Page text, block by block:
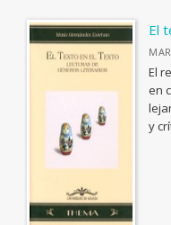
OTRAS PUBLICACIONES
Coediciones
Colecciones cerradas
Fuera de colección
El
El
en
y